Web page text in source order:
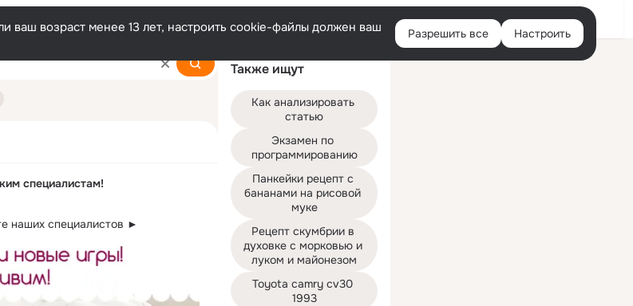
Войти
ваш возраст менее 13 лет, настроить cookie-файлы должен ваш
Разрешить все Настроить
Также ищут
Как анализировать
статью
Экзамен по
программированию
Панкейки рецепт с
бананами на рисовой
муке
Рецепт скумбрии в
духовке с морковью и
луком и майонезом
Toyota camry cv30
1993
специалистам!
наших специалистов ►